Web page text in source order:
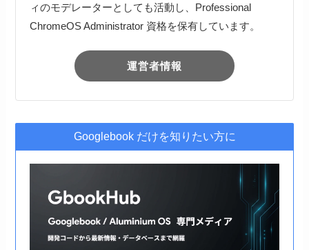
ィのモデレーターとしても活動し、Professional
ChromeOS Administrator 資格を保有しています。
運営者情報
Googlebook だけを知りたい方に